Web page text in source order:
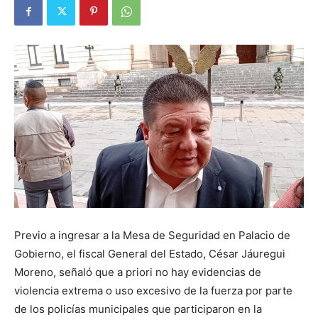
Previo a ingresar a la Mesa de Seguridad en Palacio de
Gobierno, el fiscal General del Estado, César Jáuregui
Moreno, señaló que a priori no hay evidencias de
violencia extrema o uso excesivo de la fuerza por parte
de los policías municipales que participaron en la